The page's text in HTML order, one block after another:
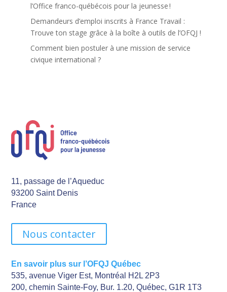
l’Office franco-québécois pour la jeunesse !
Demandeurs d’emploi inscrits à France Travail :
Trouve ton stage grâce à la boîte à outils de l’OFQJ !
Comment bien postuler à une mission de service
civique international ?
11, passage de l’Aqueduc
93200 Saint Denis
France
Nous contacter
En savoir plus sur l’OFQJ Québec
535, avenue Viger Est, Montréal H2L 2P3
200, chemin Sainte-Foy, Bur. 1.20, Québec, G1R 1T3